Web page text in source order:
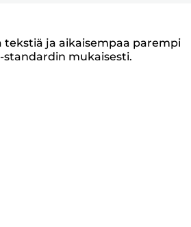
tekstiä ja aikaisempaa parempi
standardin mukaisesti.